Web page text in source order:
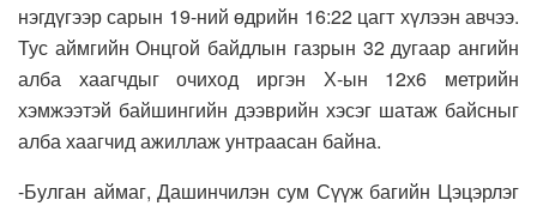
нэгдүгээр сарын 19-ний өдрийн 16:22 цагт хүлээн авчээ.
Тус аймгийн Онцгой байдлын газрын 32 дугаар ангийн
алба хаагчдыг очиход иргэн Х-ын 12х6 метрийн
хэмжээтэй байшингийн дээврийн хэсэг шатаж байсныг
алба хаагчид ажиллаж унтраасан байна.
-Булган аймаг, Дашинчилэн сум Сүүж багийн Цэцэрлэг